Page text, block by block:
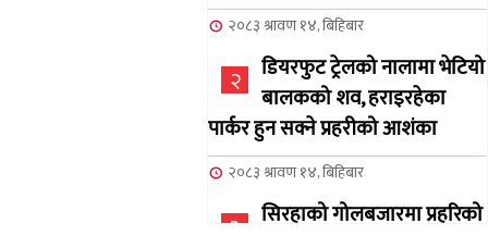
२०८३ श्रावण १४, बिहिबार
२
डियरफुट ट्रेलको नालामा भेटियो
बालकको शव, हराइरहेका
पार्कर हुन सक्ने प्रहरीको आशंका
२०८३ श्रावण १४, बिहिबार
३
सिरहाको गोलबजारमा प्रहरिको